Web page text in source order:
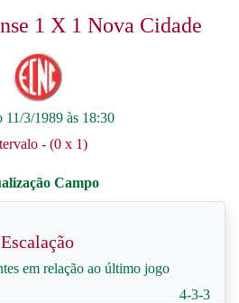
1 X 1 Nova Cidade
11/3/1989 às 18:30
- (0 x 1)
Escalação
em relação ao último jogo
4-3-3